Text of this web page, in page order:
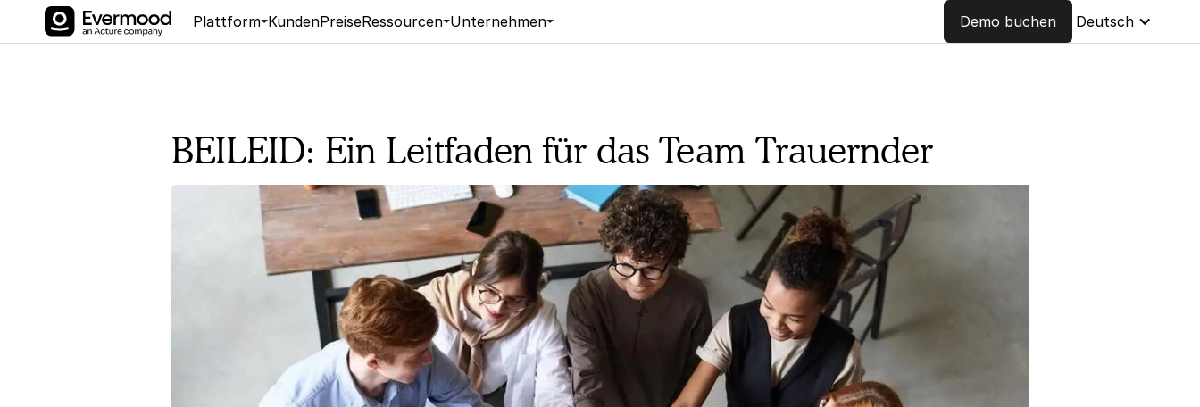
Plattform KundenPreiseRessourcen Unternehmen Demo buchen Deutsch
BEILEID: Ein Leitfaden für das Team Trauernder